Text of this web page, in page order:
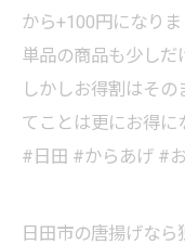
から+100円になりま
単品の商品も少しだ
しかしお得割はその
てことは更にお得に
#日田 #からあげ #
日田市の唐揚げな